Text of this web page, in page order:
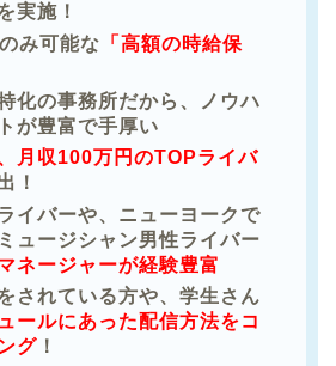
実施！
み可能な 「高額の時給保
化の事務所だから、ノウハ
が豊富で手厚い
月収100万円のTOPライバ
！
イバーや、ニューヨークで
ュージシャン男性ライバー
ネージャーが経験豊富
されている方や、学生さん
ールにあった配信方法をコ
グ ！